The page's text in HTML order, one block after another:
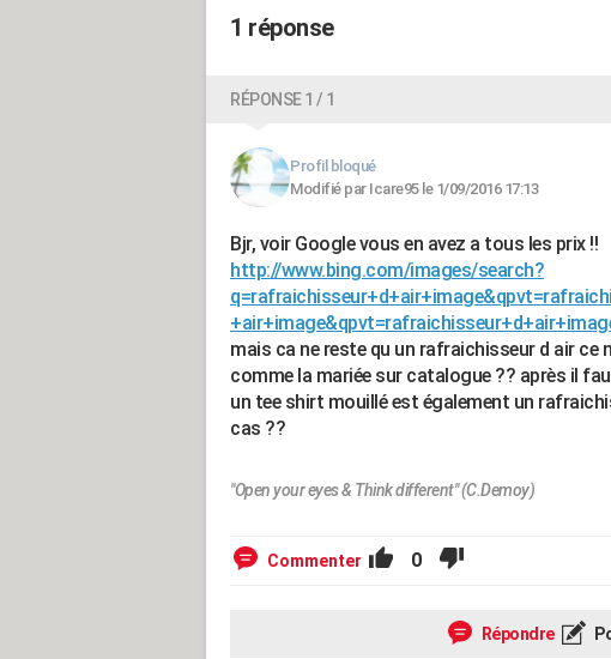
1 réponse
RÉPONSE 1 / 1
Profil bloqué
Modifié par Icare95 le 1/09/2016 17:13
Bjr, voir Google vous en avez a tous les prix !!
http://www.bing.com/images/search?
mais ca ne reste qu un rafraichisseur d air ce
comme la mariée sur catalogue ?? après il
un tee shirt mouillé est également un
cas ??
"Open your eyes & Think different" (C.Demoy)
Commenter 0
Répondre